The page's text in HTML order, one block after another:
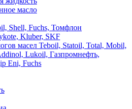
масло
Shell, Fuchs, Томфлон
Kluber, SKF
масел Teboil, Statoil, Total, Mobil,
Lukoil, Газпромнефть,
Eni, Fuchs